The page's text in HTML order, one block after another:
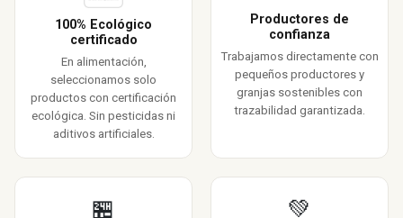
100% Ecológico
certificado
En alimentación,
seleccionamos solo
productos con certificación
ecológica. Sin pesticidas ni
aditivos artificiales.
Productores de
confianza
Trabajamos directamente con
pequeños productores y
granjas sostenibles con
trazabilidad garantizada.
🏪 💚